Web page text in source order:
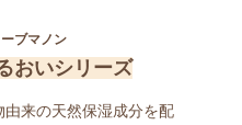
ブマノン
おいシリーズ
由来の天然保湿成分を配